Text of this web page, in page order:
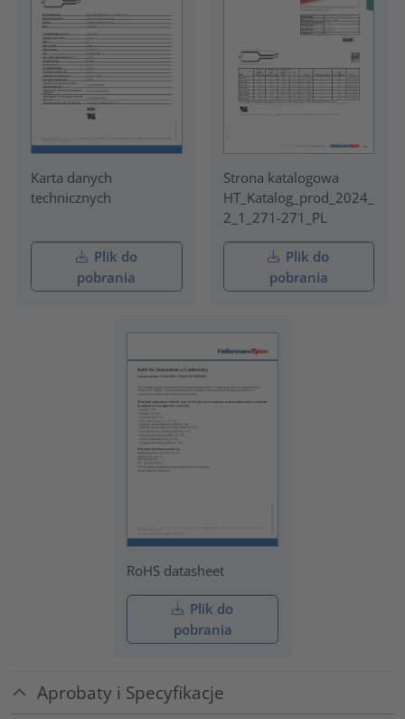
Karta danych
technicznych
Plik do
pobrania
Strona katalogowa
HT_Katalog_prod_2024_
2_1_271-271_PL
Plik do
pobrania
RoHS datasheet
Plik do
pobrania
Aprobaty i Specyfikacje